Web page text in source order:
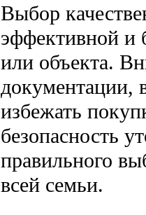
Выбор
эффективной и
или объекта.
документации,
избежать
безопасность
правильного
всей семьи.